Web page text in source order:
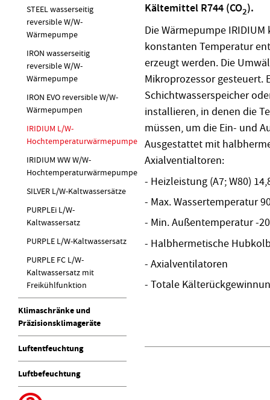
STEEL wasserseitig
reversible W/W-
Wärmepumpe
IRON wasserseitig
reversible W/W-
Wärmepumpe
IRON EVO reversible W/W-
Wärmepumpen
IRIDIUM L/W-
Hochtemperaturwärmepumpe
IRIDIUM WW W/W-
Hochtemperaturwärmepumpe
SILVER L/W-Kaltwassersätze
PURPLEi L/W-
Kaltwassersatz
PURPLE L/W-Kaltwassersatz
PURPLE FC L/W-
Kaltwassersatz mit
Freikühlfunktion
Klimaschränke und
Präzisionsklimageräte
Luftentfeuchtung
Luftbefeuchtung
Kältemittel R744 (CO2).
Die Wärmepumpe
konstanten Temperatur
erzeugt werden. Die
Mikroprozessor gesteuert.
Schichtwasserspeicher
installieren, in denen die
müssen, um die Ein- und
Ausgestattet mit
Axialventialtoren:
- Heizleistung (A7; W80)
- Max. Wassertemperatur
- Min. Außentemperatur -20
- Halbhermetische
- Axialventilatoren
- Totale